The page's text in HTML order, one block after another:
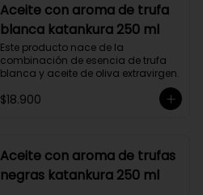
Aceite con aroma de trufa
blanca katankura 250 ml
Este producto nace de la
combinación de esencia de trufa
blanca y aceite de oliva extravirgen.
$18.900
Aceite con aroma de trufas
negras katankura 250 ml